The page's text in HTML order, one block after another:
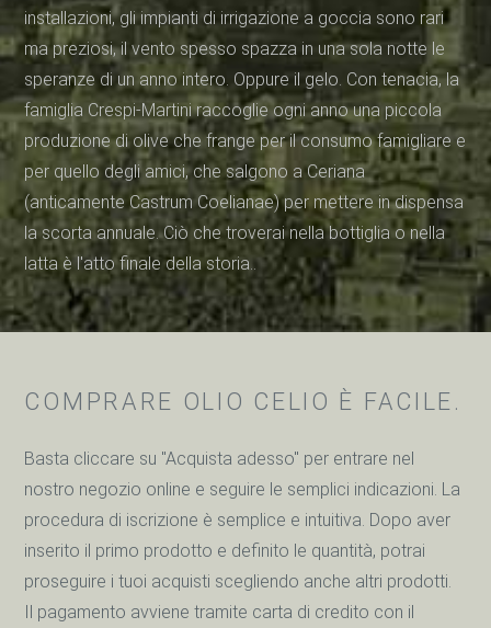
installazioni, gli impianti di irrigazione a goccia sono rari
ma preziosi, il vento spesso spazza in una sola notte le
speranze di un anno intero. Oppure il gelo. Con tenacia, la
famiglia Crespi-Martini raccoglie ogni anno una piccola
produzione di olive che frange per il consumo famigliare e
per quello degli amici, che salgono a Ceriana
(anticamente Castrum Coelianae) per mettere in dispensa
la scorta annuale. Ciò che troverai nella bottiglia o nella
latta è l'atto finale della storia..
COMPRARE OLIO CELIO È FACILE.
Basta cliccare su "Acquista adesso" per entrare nel
nostro negozio online e seguire le semplici indicazioni. La
procedura di iscrizione è semplice e intuitiva. Dopo aver
inserito il primo prodotto e definito le quantità, potrai
proseguire i tuoi acquisti scegliendo anche altri prodotti.
Il pagamento avviene tramite carta di credito con il